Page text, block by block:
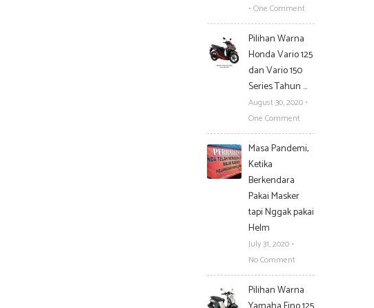
• One Comment
Pilihan Warna
Honda Vario 125
dan Vario 150
Series Tahun …
August 30, 2020 •
One Comment
Masa Pandemi,
Ketika
Berkendara
Pakai Masker
tapi Nggak pakai
Helm
July 31, 2020 •
No Comment
Pilihan Warna